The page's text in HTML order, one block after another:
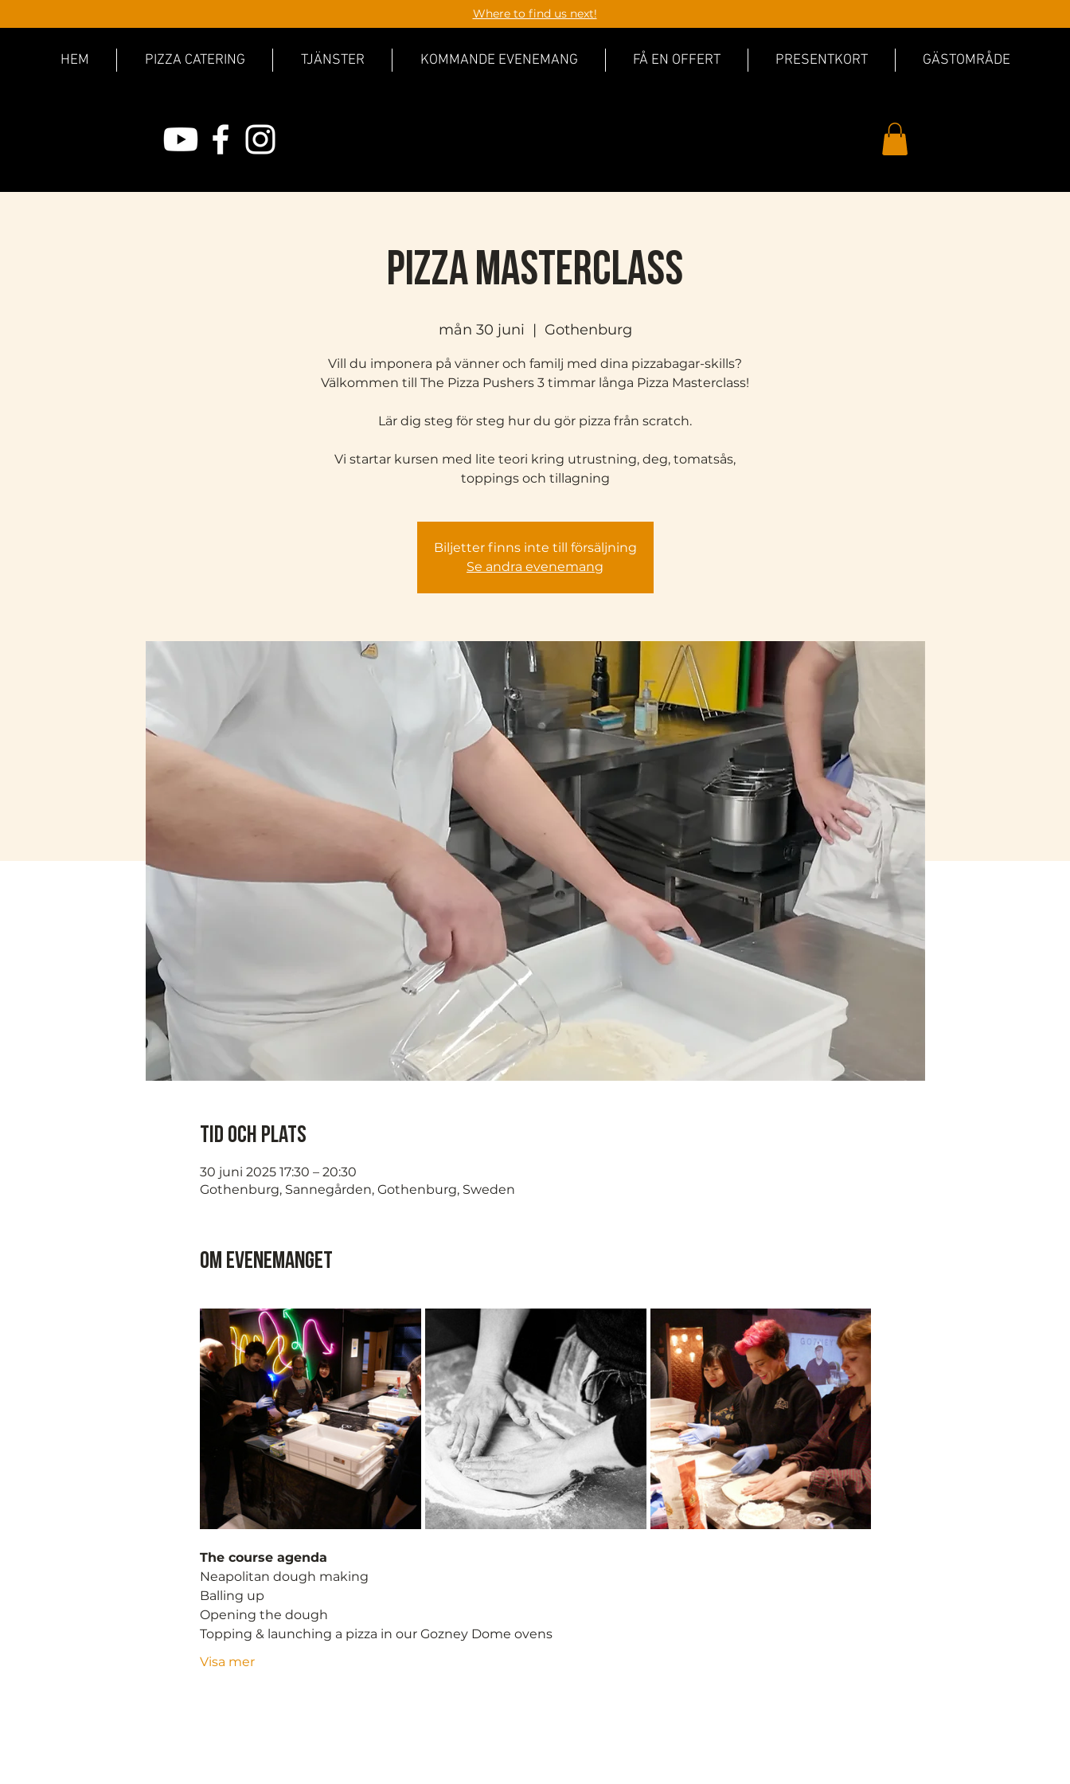
Where to find us next!
HEM PIZZA CATERING TJÄNSTER KOMMANDE EVENEMANG FÅ EN OFFERT PRESENTKORT GÄSTOMRÅDE
Pizza Masterclass
mån 30 juni
  |
Gothenburg
Vill du imponera på vänner och familj med dina pizzabagar-skills?
Välkommen till The Pizza Pushers 3 timmar långa Pizza Masterclass!
Lär dig steg för steg hur du gör pizza från scratch.
Vi startar kursen med lite teori kring utrustning, deg, tomatsås,
toppings och tillagning
Biljetter finns inte till försäljning
Se andra evenemang
Tid och plats
30 juni 2025 17:30 – 20:30
Gothenburg, Sannegården, Gothenburg, Sweden
Om evenemanget
The course agenda
Neapolitan dough making
Balling up
Opening the dough
Topping & launching a pizza in our Gozney Dome ovens
Visa mer